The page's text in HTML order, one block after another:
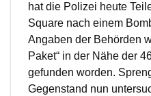
hat die Polizei heute
Square nach einem
Angaben der Behörden
Paket“ in der Nähe der
gefunden worden.
Gegenstand nun